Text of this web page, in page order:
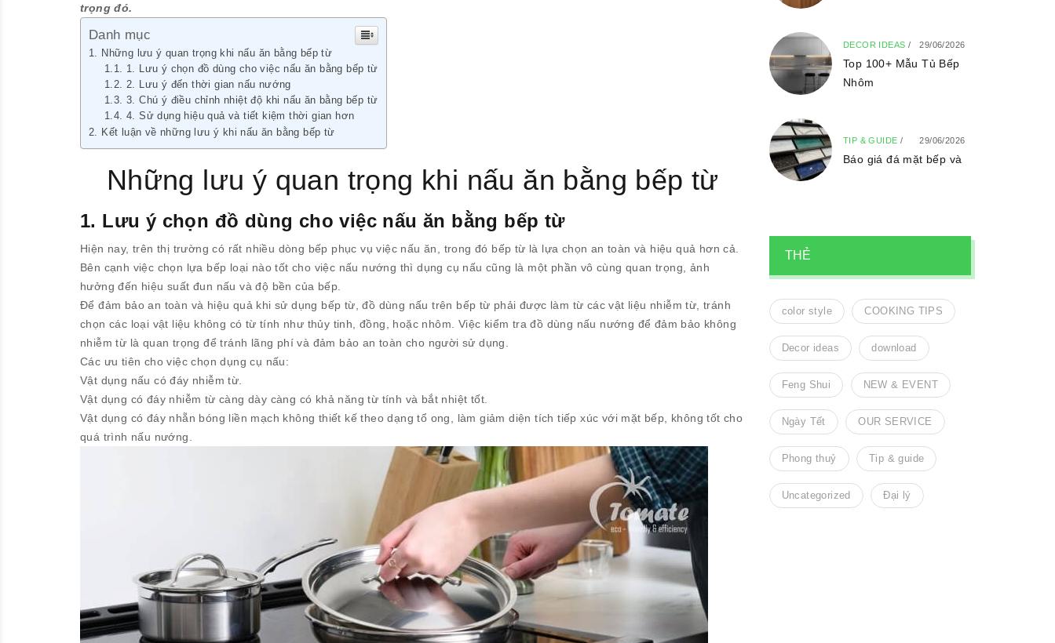
trọng đó.
Danh mục
Những lưu ý quan trọng khi nấu ăn bằng bếp từ
1. Lưu ý chọn đồ dùng cho việc nấu ăn bằng bếp từ
2. Lưu ý đến thời gian nấu nướng
3. Chú ý điều chỉnh nhiệt độ khi nấu ăn bằng bếp từ
4. Sử dụng hiệu quả và tiết kiệm thời gian hơn
Kết luận về những lưu ý khi nấu ăn bằng bếp từ
Những lưu ý quan trọng khi nấu ăn bằng bếp từ
1. Lưu ý chọn đồ dùng cho việc nấu ăn bằng bếp từ
Hiện nay, trên thị trường có rất nhiều dòng bếp phục vụ việc nấu ăn, trong đó bếp từ là lựa chọn an toàn và hiệu quả hơn cả.
Bên cạnh việc chọn lựa bếp loại nào tốt cho việc nấu nướng thì dụng cụ nấu cũng là một phần vô cùng quan trọng, ảnh
hưởng đến hiệu suất đun nấu và độ bền của bếp.
Để đảm bảo an toàn và hiệu quả khi sử dụng bếp từ, đồ dùng nấu trên bếp từ phải được làm từ các vật liệu nhiễm từ, tránh
chọn các loại vật liệu không có từ tính như thủy tinh, đồng, hoặc nhôm. Việc kiểm tra đồ dùng nấu nướng để đảm bảo không
nhiễm từ là quan trọng để tránh lãng phí và đảm bảo an toàn cho người sử dụng.
Các ưu tiên cho việc chọn dụng cụ nấu:
Vật dụng nấu có đáy nhiễm từ.
Vật dụng có đáy nhiễm từ càng dày càng có khả năng từ tính và bắt nhiệt tốt.
Vật dụng có đáy nhẵn bóng liền mạch không thiết kế theo dạng tổ ong, làm giảm diện tích tiếp xúc với mặt bếp, không tốt cho
quá trình nấu nướng.
DECOR IDEAS / 29/06/2026
Top 100+ Mẫu Tủ Bếp
Nhôm
TIP & GUIDE / 29/06/2026
Báo giá đá mặt bếp và
THẺ
color style COOKING TIPS
Decor ideas download
Feng Shui NEW & EVENT
Ngày Tết OUR SERVICE
Phong thuỷ Tip & guide
Uncategorized Đại lý